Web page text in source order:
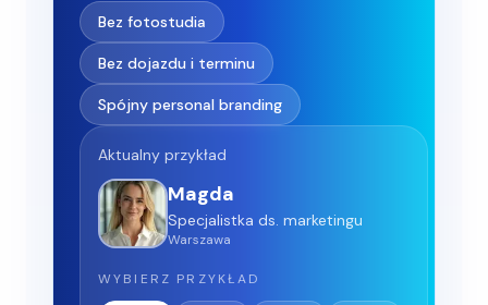
Bez fotostudia
Bez dojazdu i terminu
Spójny personal branding
Aktualny przykład
Magda
Specjalistka ds. marketingu
Warszawa
WYBIERZ PRZYKŁAD